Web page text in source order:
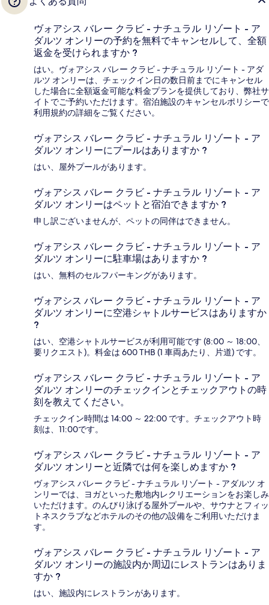
ヴォアシス バレー クラビ - ナチュラル リゾート - ア
ダルツ オンリーの予約を無料でキャンセルして、全額
返金を受けられますか ?
はい。ヴォアシス バレー クラビ - ナチュラル リゾート - アダ
ルツ オンリーは、チェックイン日の数日前までにキャンセル
した場合に全額返金可能な料金プランを提供しており、弊社サ
イトでご予約いただけます。宿泊施設のキャンセルポリシーで
利用規約の詳細をご覧ください。
ヴォアシス バレー クラビ - ナチュラル リゾート - ア
ダルツ オンリーにプールはありますか ?
はい、屋外プールがあります。
ヴォアシス バレー クラビ - ナチュラル リゾート - ア
ダルツ オンリーはペットと宿泊できますか ?
申し訳ございませんが、ペットの同伴はできません。
ヴォアシス バレー クラビ - ナチュラル リゾート - ア
ダルツ オンリーに駐車場はありますか ?
はい、無料のセルフパーキングがあります。
ヴォアシス バレー クラビ - ナチュラル リゾート - ア
ダルツ オンリーに空港シャトルサービスはありますか
?
はい、空港シャトルサービスが利用可能です (8:00 ～ 18:00、
要リクエスト)。料金は 600 THB (1 車両あたり、片道) です。
ヴォアシス バレー クラビ - ナチュラル リゾート - ア
ダルツ オンリーのチェックインとチェックアウトの時
刻を教えてください。
チェックイン時間は 14:00 ～ 22:00 です。チェックアウト時
刻は、11:00です。
ヴォアシス バレー クラビ - ナチュラル リゾート - ア
ダルツ オンリーと近隣では何を楽しめますか ?
ヴォアシス バレー クラビ - ナチュラル リゾート - アダルツ オ
ンリーでは、ヨガといった敷地内レクリエーションをお楽しみ
いただけます。のんびり泳げる屋外プールや、サウナとフィッ
トネスクラブなどホテルのその他の設備をご利用いただけま
す。
ヴォアシス バレー クラビ - ナチュラル リゾート - ア
ダルツ オンリーの施設内か周辺にレストランはありま
すか ?
はい、施設内にレストランがあります。